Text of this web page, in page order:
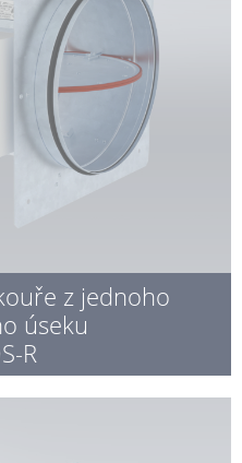
z jednoho
úseku
R